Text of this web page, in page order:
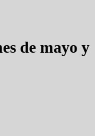
de mayo y